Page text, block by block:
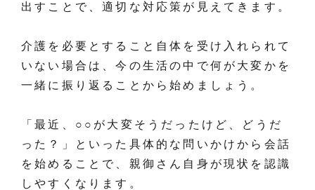
出すことで、適切な対応策が見えてきます。
介護を必要とすること自体を受け入れられて
いない場合は、今の生活の中で何が大変かを
一緒に振り返ることから始めましょう。
「最近、○○が大変そうだったけど、どうだ
った？」といった具体的な問いかけから会話
を始めることで、親御さん自身が現状を認識
しやすくなります。